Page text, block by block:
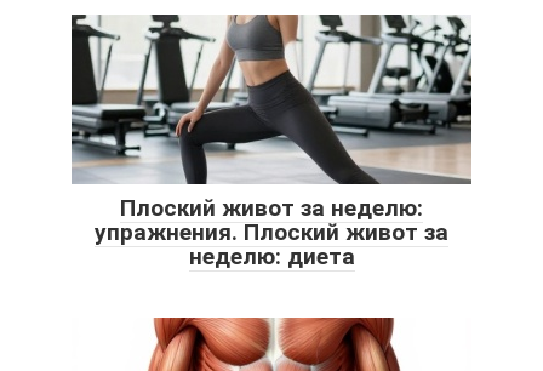
Плоский живот за неделю:
упражнения. Плоский живот за
неделю: диета